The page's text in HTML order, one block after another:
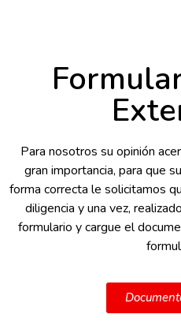
Para nosotros su opinión
gran importancia, para que
forma correcta le solicitamos
diligencia y una vez,
formulario y cargue el